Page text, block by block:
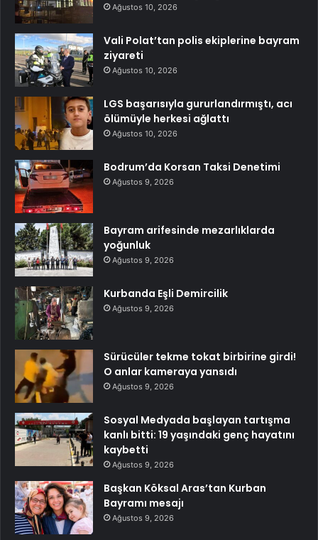
Ağustos 10, 2026
Vali Polat’tan polis ekiplerine bayram
ziyareti
Ağustos 10, 2026
LGS başarısıyla gururlandırmıştı, acı
ölümüyle herkesi ağlattı
Ağustos 10, 2026
Bodrum’da Korsan Taksi Denetimi
Ağustos 9, 2026
Bayram arifesinde mezarlıklarda
yoğunluk
Ağustos 9, 2026
Kurbanda Eşli Demircilik
Ağustos 9, 2026
Sürücüler tekme tokat birbirine girdi!
O anlar kameraya yansıdı
Ağustos 9, 2026
Sosyal Medyada başlayan tartışma
kanlı bitti: 19 yaşındaki genç hayatını
kaybetti
Ağustos 9, 2026
Başkan Köksal Aras’tan Kurban
Bayramı mesajı
Ağustos 9, 2026